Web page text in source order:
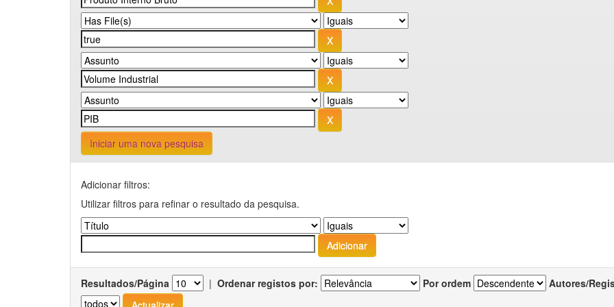
Iniciar uma nova pesquisa
Adicionar filtros:
Utilizar filtros para refinar o resultado da pesquisa.
Resultados/Página | Ordenar registos por: Por ordem Autores/